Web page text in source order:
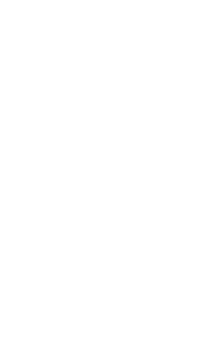
& Spa Hotel